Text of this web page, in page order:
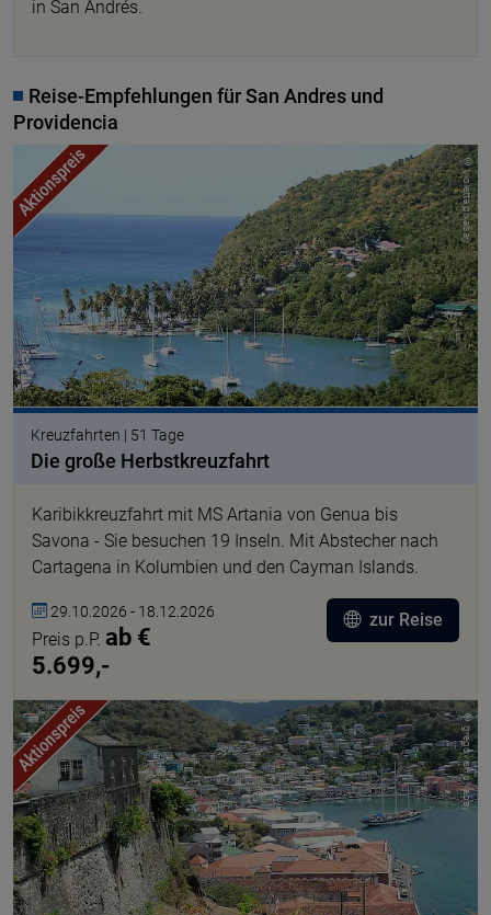
in San Andrés.
Reise-Empfehlungen für San Andres und
Providencia
© violetta pixabay
Kreuzfahrten | 51 Tage
Die große Herbstkreuzfahrt
Karibikkreuzfahrt mit MS Artania von Genua bis
Savona - Sie besuchen 19 Inseln. Mit Abstecher nach
Cartagena in Kolumbien und den Cayman Islands.
29.10.2026 - 18.12.2026
Preis p.P. ab €
5.699,-
zur Reise
© gregovish pixabay